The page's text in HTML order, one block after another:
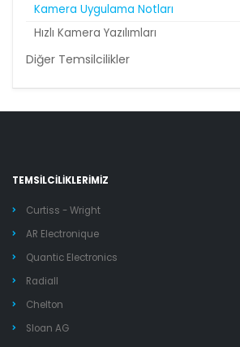
Kamera Uygulama Notları
Hızlı Kamera Yazılımları
Diğer Temsilcilikler
TEMSİLCİLİKLERİMİZ
Curtiss - Wright
AR Electronique
Quantic Electronics
Radiall
Chelton
Sloan AG